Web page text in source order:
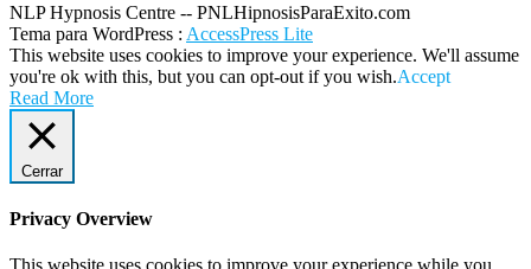
NLP Hypnosis Centre -- PNLHipnosisParaExito.com
Tema para WordPress : AccessPress Lite
This website uses cookies to improve your experience. We'll assume
you're ok with this, but you can opt-out if you wish.Accept
Read More
Cerrar
Privacy Overview
This website uses cookies to improve your experience while you